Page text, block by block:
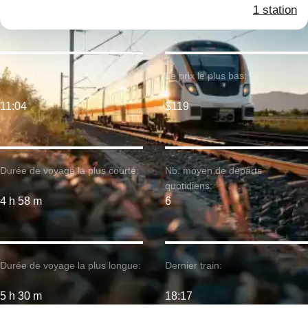
1 station
Durée de voyage la plus courte:
4 h 58 m
Premier train:
11:04
Durée de voyage la plus longue:
5 h 30 m
Le prix le plus bas:
$119
Nb. moyen de départs
quotidiens:
6
Dernier train:
18:17